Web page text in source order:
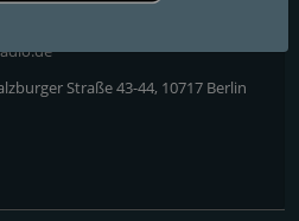
Straße 43-44, 10717 Berlin